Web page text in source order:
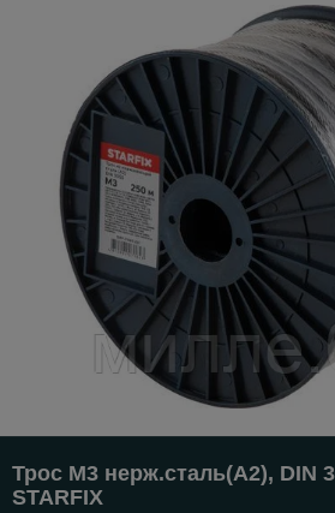
Трос М3 нерж.сталь(А2), DIN
STARFIX